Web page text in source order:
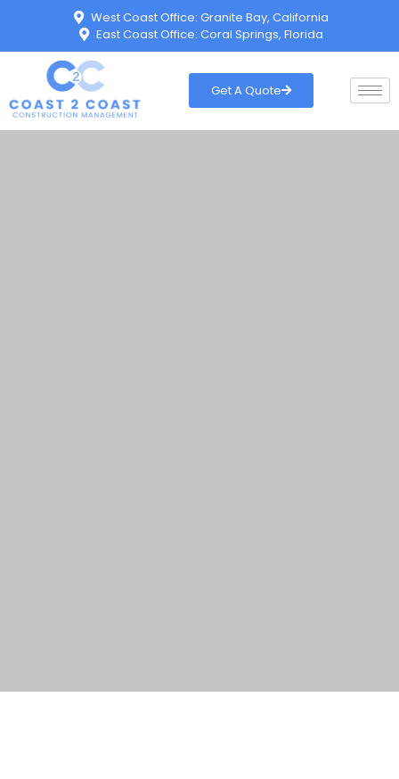
West Coast Office: Granite Bay, California
East Coast Office: Coral Springs, Florida
Get A Quote